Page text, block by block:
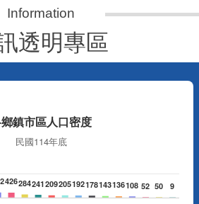
透明專區